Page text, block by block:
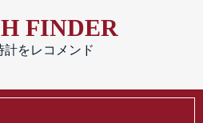
FINDER
計をレコメンド